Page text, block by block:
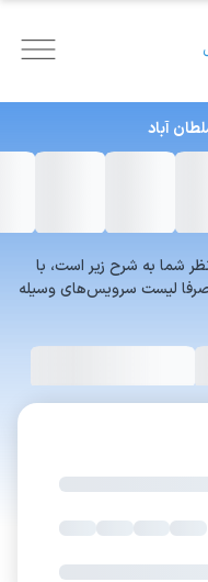
آباد
مسیر مورد نظر شما به شرح زیر است، با
صرفا لیست سرویس‌های وسیله